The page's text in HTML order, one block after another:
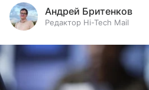
Андрей Бритенков
Редактор Hi-Tech Mail